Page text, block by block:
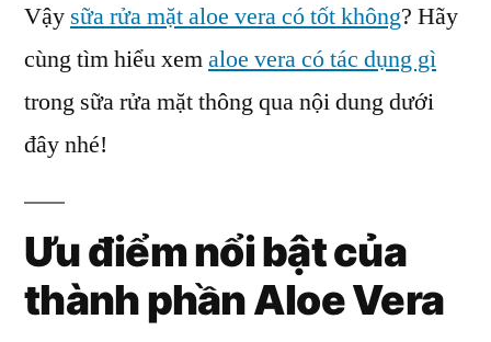
Vậy sữa rửa mặt aloe vera có tốt không? Hãy
cùng tìm hiểu xemaloe vera có tác dụng gì
trong sữa rửa mặt thông qua nội dung dưới
đây nhé!
Ưu điểm nổi bật của
thành phần Aloe Vera